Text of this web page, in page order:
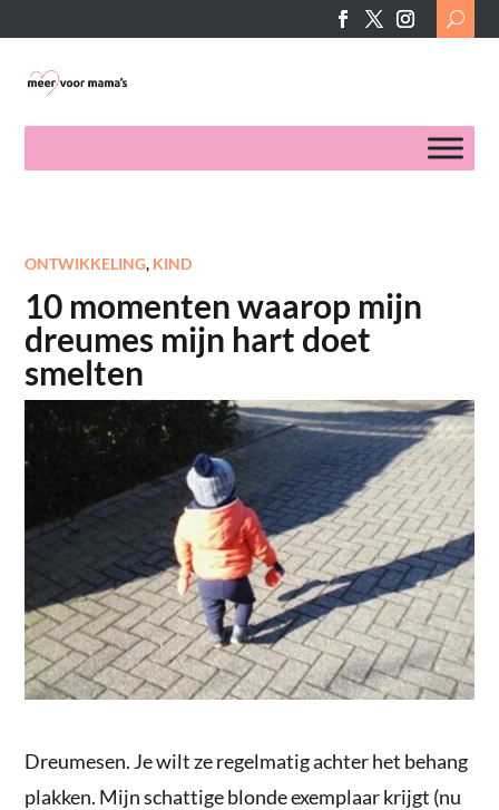
Search
for:
ONTWIKKELING, KIND
10 momenten waarop mijn
dreumes mijn hart doet
smelten
Dreumesen. Je wilt ze regelmatig achter het behang
plakken. Mijn schattige blonde exemplaar krijgt (nu